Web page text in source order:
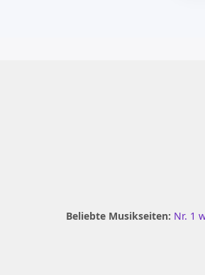
Beliebte Musikseiten: Nr. 1